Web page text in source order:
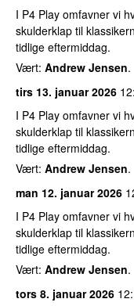
I P4 Play omfavner vi
skulderklap til
tidlige eftermiddag.
Vært: Andrew Jensen.
tirs 13. januar 2026
I P4 Play omfavner vi
skulderklap til
tidlige eftermiddag.
Vært: Andrew Jensen.
man 12. januar 2026
I P4 Play omfavner vi
skulderklap til
tidlige eftermiddag.
Vært: Andrew Jensen.
tors 8. januar 2026